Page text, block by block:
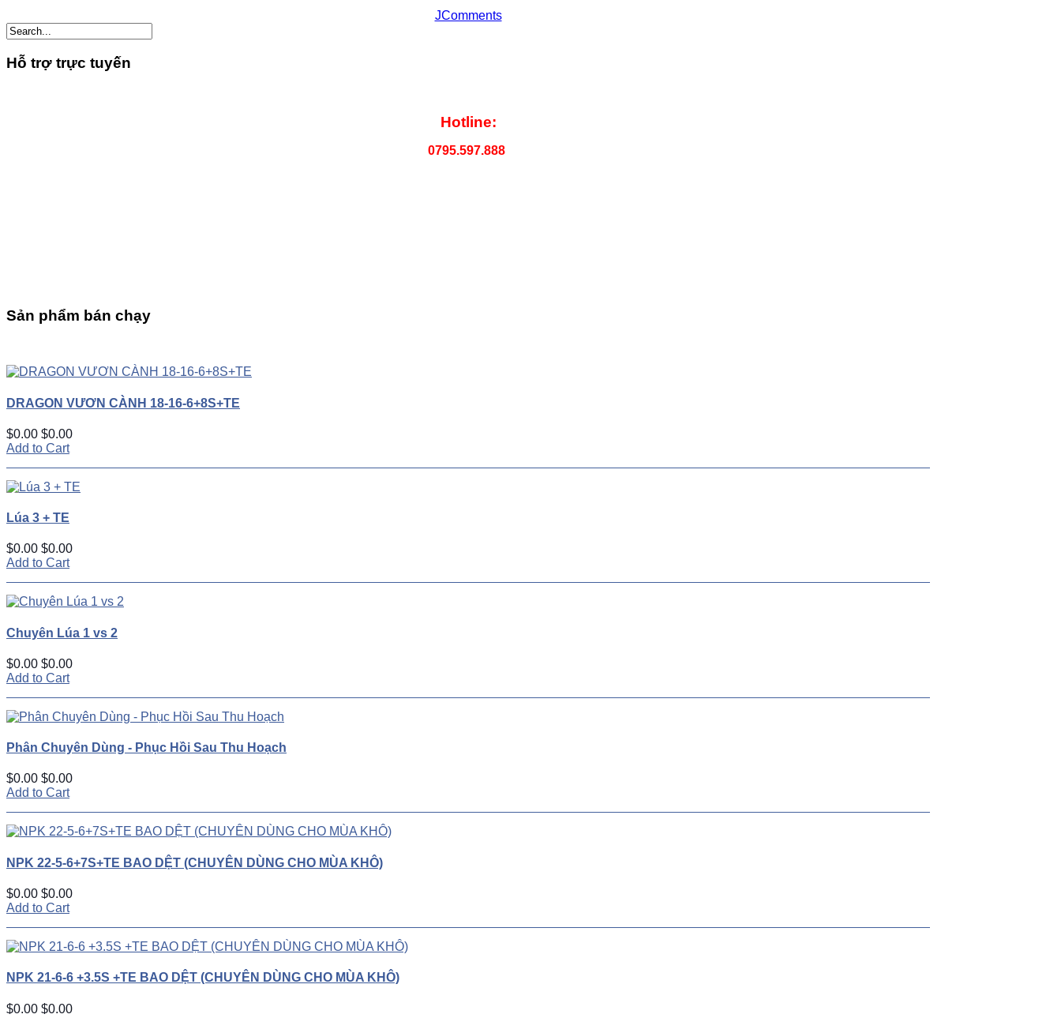
JComments
Hỗ trợ trực tuyến
Hotline:
0795.597.888
Sản phẩm bán chạy
DRAGON VƯƠN CÀNH 18-16-6+8S+TE
$0.00 $0.00
Add to Cart
Lúa 3 + TE
$0.00 $0.00
Add to Cart
Chuyên Lúa 1 vs 2
$0.00 $0.00
Add to Cart
Phân Chuyên Dùng - Phục Hồi Sau Thu Hoạch
$0.00 $0.00
Add to Cart
NPK 22-5-6+7S+TE BAO DỆT (CHUYÊN DÙNG CHO MÙA KHÔ)
$0.00 $0.00
Add to Cart
NPK 21-6-6 +3.5S +TE BAO DỆT (CHUYÊN DÙNG CHO MÙA KHÔ)
$0.00 $0.00